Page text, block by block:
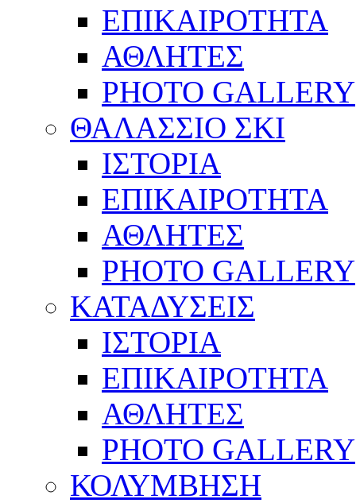
ΕΠΙΚΑΙΡΟΤΗΤΑ
ΑΘΛΗΤΕΣ
PHOTO GALLERY
ΘΑΛΑΣΣΙΟ ΣΚΙ
ΙΣΤΟΡΙΑ
ΕΠΙΚΑΙΡΟΤΗΤΑ
ΑΘΛΗΤΕΣ
PHOTO GALLERY
ΚΑΤΑΔΥΣΕΙΣ
ΙΣΤΟΡΙΑ
ΕΠΙΚΑΙΡΟΤΗΤΑ
ΑΘΛΗΤΕΣ
PHOTO GALLERY
ΚΟΛΥΜΒΗΣΗ